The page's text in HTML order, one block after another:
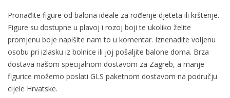
Pronađite figure od balona ideale za rođenje djeteta ili krštenje.
Figure su dostupne u plavoj i rozoj boji te ukoliko želite
promjenu boje napišite nam to u komentar. Iznenadite voljenu
osobu pri izlasku iz bolnice ili joj pošaljite balone doma. Brza
dostava našom specijalnom dostavom za Zagreb, a manje
figurice možemo poslati GLS paketnom dostavom na području
cijele Hrvatske.